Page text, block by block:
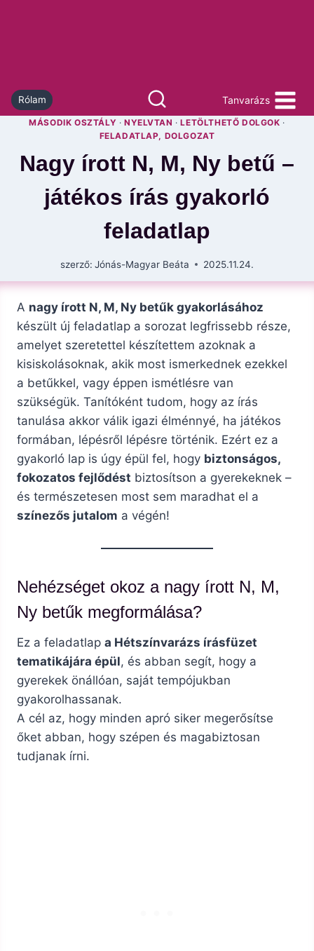
Rólam Tanvarázs
MÁSODIK OSZTÁLY · NYELVTAN ·LETÖLTHETŐ DOLGOK ·
FELADATLAP, DOLGOZAT
Nagy írott N, M, Ny betű –
játékos írás gyakorló
feladatlap
szerző: Jónás-Magyar Beáta 2025.11.24.
A nagy írott N, M, Ny betűk gyakorlásához
készült új feladatlap a sorozat legfrissebb része,
amelyet szeretettel készítettem azoknak a
kisiskolásoknak, akik most ismerkednek ezekkel
a betűkkel, vagy éppen ismétlésre van
szükségük. Tanítóként tudom, hogy az írás
tanulása akkor válik igazi élménnyé, ha játékos
formában, lépésről lépésre történik. Ezért ez a
gyakorló lap is úgy épül fel, hogy biztonságos,
fokozatos fejlődést biztosítson a gyerekeknek –
és természetesen most sem maradhat el a
színezős jutalom a végén!
Nehézséget okoz a nagy írott N, M,
Ny betűk megformálása?
Ez a feladatlap a Hétszínvarázs írásfüzet
tematikájára épül, és abban segít, hogy a
gyerekek önállóan, saját tempójukban
gyakorolhassanak.
A cél az, hogy minden apró siker megerősítse
őket abban, hogy szépen és magabiztosan
tudjanak írni.